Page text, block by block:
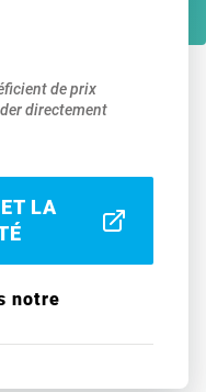
de prix
directement
LA
notre